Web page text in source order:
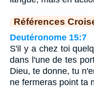
Références
Deutéronome 15:7
S'il y a chez toi
dans l'une de tes
Dieu, te donne, tu
ne fermeras point ta